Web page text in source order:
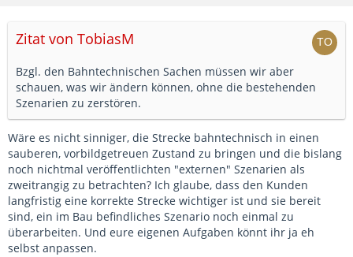
Zitat von TobiasM
Bzgl. den Bahntechnischen Sachen müssen wir aber
schauen, was wir ändern können, ohne die bestehenden
Szenarien zu zerstören.
Wäre es nicht sinniger, die Strecke bahntechnisch in einen
sauberen, vorbildgetreuen Zustand zu bringen und die bislang
noch nichtmal veröffentlichten "externen" Szenarien als
zweitrangig zu betrachten? Ich glaube, dass den Kunden
langfristig eine korrekte Strecke wichtiger ist und sie bereit
sind, ein im Bau befindliches Szenario noch einmal zu
überarbeiten. Und eure eigenen Aufgaben könnt ihr ja eh
selbst anpassen.